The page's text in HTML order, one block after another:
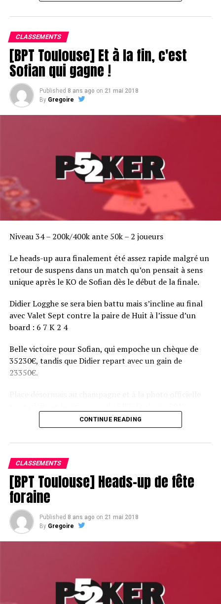
CLASSEMENTS
[BPT Toulouse] Et à la fin, c'est
Sofian qui gagne !
Published 8 ans ago on 21 mai 2018
By Gregoire
Niveau 34 – 200k/400k ante 50k – 2 joueurs
Le heads-up aura finalement été assez rapide malgré un
retour de suspens dans un match qu’on pensait à sens
unique après le KO de Sofian dès le début de la finale.
Didier Logghe se sera bien battu mais s’incline au final
avec Valet Sept contre la paire de Huit à l’issue d’un
board : 6 7 K 2 4
Belle victoire pour Sofian, qui empoche un chèque de
35230€, tandis que Didier repart avec un gain de
23350€.
CONTINUE READING
CLASSEMENTS
[BPT Toulouse] Heads-up de fête
foraine
Published 8 ans ago on 21 mai 2018
By Gregoire